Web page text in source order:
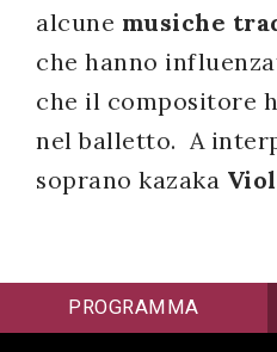
alcune musiche
che hanno
che il compositore
nel balletto. A
soprano kazaka
PROGRAMMA